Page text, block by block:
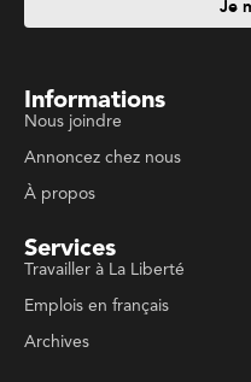
Services
Travailler à La Liberté
Emplois en français
Suivez La Liberté